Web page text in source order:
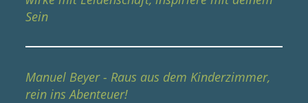
Sein
Manuel Beyer - Raus aus dem Kinderzimmer,
rein ins Abenteuer!